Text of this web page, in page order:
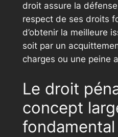
droit assure la
respect de ses droits
d’obtenir la meilleure
soit par un
charges ou une peine
Le droit
concept
fondamental